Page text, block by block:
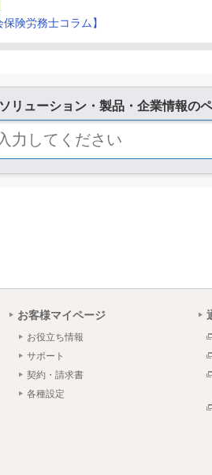
険労務士コラム】
リューション・製品・企業情報の
お客様マイページ
お役立ち情報
サポート
契約・請求書
各種設定